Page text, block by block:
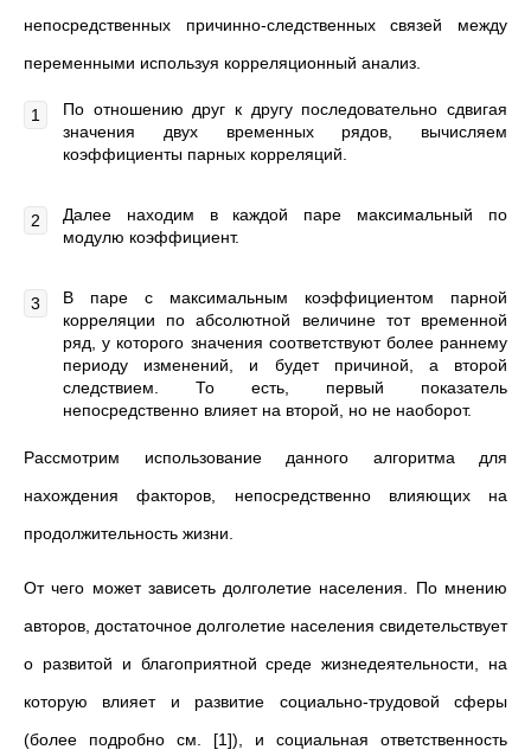
непосредственных причинно-следственных связей между
переменными используя корреляционный анализ.
По отношению друг к другу последовательно сдвигая
значения двух временных рядов, вычисляем
коэффициенты парных корреляций.
Далее находим в каждой паре максимальный по
модулю коэффициент.
В паре с максимальным коэффициентом парной
корреляции по абсолютной величине тот временной
ряд, у которого значения соответствуют более раннему
периоду изменений, и будет причиной, а второй
следствием. То есть, первый показатель
непосредственно влияет на второй, но не наоборот.
Рассмотрим использование данного алгоритма для
нахождения факторов, непосредственно влияющих на
продолжительность жизни.
От чего может зависеть долголетие населения. По мнению
авторов, достаточное долголетие населения свидетельствует
о развитой и благоприятной среде жизнедеятельности, на
которую влияет и развитие социально-трудовой сферы
(более подробно см. [1]), и социальная ответственность